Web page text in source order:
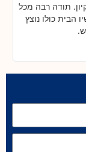
תודה רבה מכל
הבית כולו נוצץ